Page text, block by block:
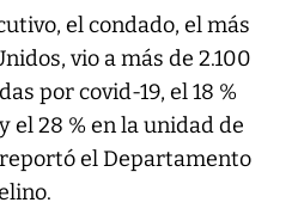
el condado, el más
vio a más de 2.100
por covid-19, el 18 %
el 28 % en la unidad de
el Departamento